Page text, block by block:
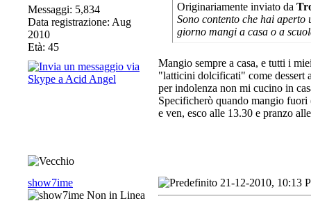
Messaggi: 5,834
Data registrazione: Aug
2010
Età: 45
Originariamente inviato da
Sono contento che hai
giorno mangi a casa o a
Mangio sempre a casa, e tutti i
"latticini dolcificati" come dessert
per indolenza non mi cucino in
Specificherò quando mangio fuori
e ven, esco alle 13.30 e pranzo
show7ime 21-12-2010, 10:13